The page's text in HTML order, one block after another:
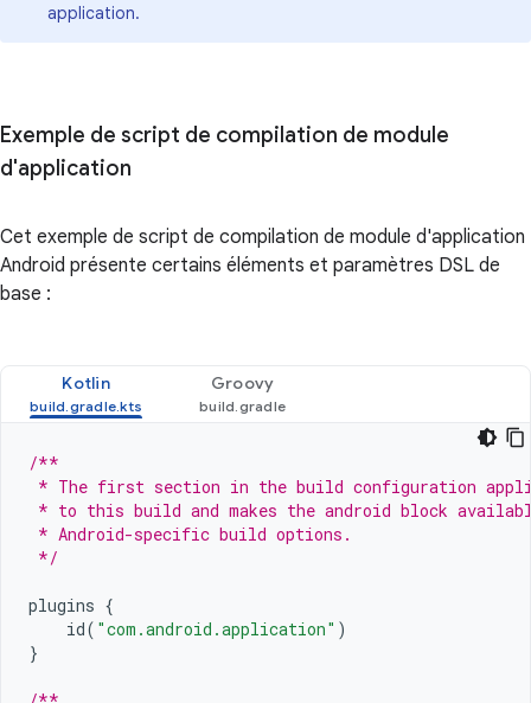
application.
Exemple de script de compilation de module
d'application
Cet exemple de script de compilation de module d'application
Android présente certains éléments et paramètres DSL de
base :
Kotlin Groovy
/**
* The first section in the build configuration
* to this build and makes the android block
* Android-specific build options.
*/
plugins {
id( "com.android.application" )
}